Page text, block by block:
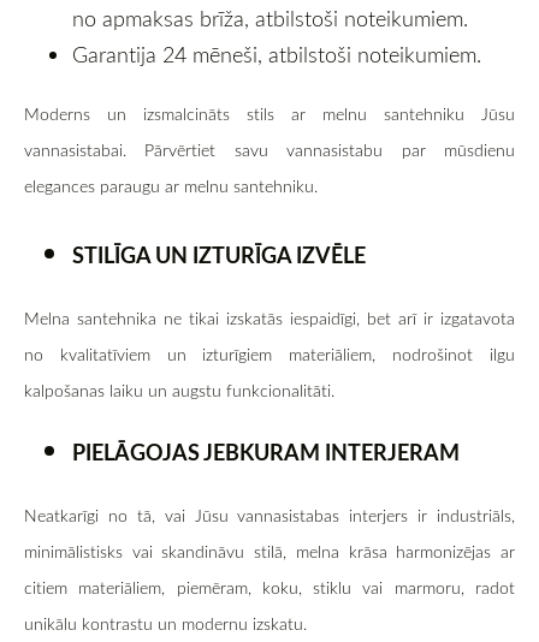
no apmaksas brīža, atbilstoši noteikumiem.
Garantija 24 mēneši, atbilstoši noteikumiem.
Moderns un izsmalcināts stils ar melnu santehniku Jūsu
vannasistabai. Pārvērtiet savu vannasistabu par mūsdienu
elegances paraugu ar melnu santehniku.
STILĪGA UN IZTURĪGA IZVĒLE
Melna santehnika ne tikai izskatās iespaidīgi, bet arī ir izgatavota
no kvalitatīviem un izturīgiem materiāliem, nodrošinot ilgu
kalpošanas laiku un augstu funkcionalitāti.
PIELĀGOJAS JEBKURAM INTERJERAM
Neatkarīgi no tā, vai Jūsu vannasistabas interjers ir industriāls,
minimālistisks vai skandināvu stilā, melna krāsa harmonizējas ar
citiem materiāliem, piemēram, koku, stiklu vai marmoru, radot
unikālu kontrastu un modernu izskatu.